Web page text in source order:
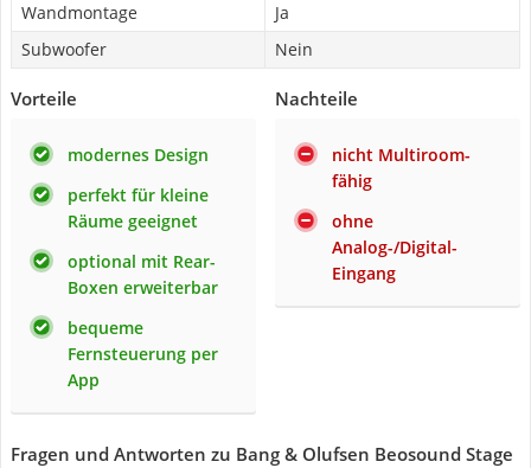
Wandmontage
Ja
Subwoofer
Nein
Vorteile
modernes Design
perfekt für kleine
Räume geeignet
optional mit Rear-
Boxen erweiterbar
bequeme
Fernsteuerung per
App
Nachteile
nicht Multiroom-
fähig
ohne
Analog-/Digital-
Eingang
Fragen und Antworten zu Bang & Olufsen Beosound Stage